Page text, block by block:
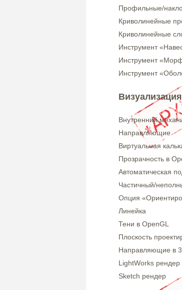
Профильные/
Криволинейные
Криволинейные
Инструмент
Инструмент
Инструмент
Внутренний
Направляющие
Виртуальная
Прозрачность в
Автоматическая
Частичный/
Опция
Линейка
Тени в OpenGL
Плоскость
Направляющие в
LightWorks рендер
Sketch рендер